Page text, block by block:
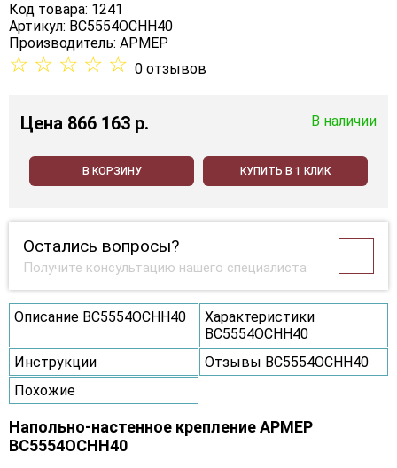
Код товара: 1241
Артикул: ВС5554ОСНН40
Производитель: АРМЕР
☆ ☆ ☆ ☆ ☆ 0 отзывов
Цена 866 163 p. В наличии
В КОРЗИНУ КУПИТЬ В 1 КЛИК
Остались вопросы?
Получите консультацию нашего специалиста
Описание ВС5554ОСНН40
Характеристики
ВС5554ОСНН40
Инструкции
Отзывы ВС5554ОСНН40
Похожие
Напольно-настенное крепление АРМЕР
ВС5554ОСНН40